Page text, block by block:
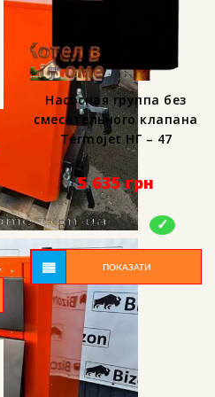
Насосная группа без
смесительного клапана
Termojet НГ – 47
5 635грн
В наявності
ПОКАЗАТИ